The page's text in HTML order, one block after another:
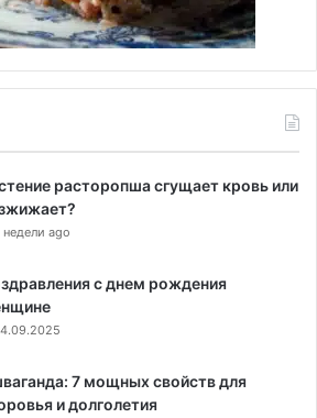
расторопша сгущает кровь или
недели ago
с днем рождения
7 мощных свойств для
и долголетия